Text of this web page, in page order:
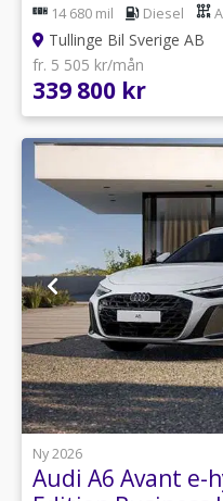
14 680 mil Diesel
Tullinge Bil Sverige AB
fr. 5 505 kr/mån
339 800 kr
Ny 2026
Audi A6 Avant e-